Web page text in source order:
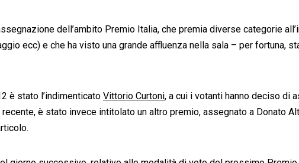
dell’ambito Premio Italia, che premia diverse categorie
ecc) e che ha visto una grande affluenza nella sala – per fortuna,
è stato l’indimenticato Vittorio Curtoni, a cui i votanti hanno deciso di
è stato invece intitolato un altro premio, assegnato a Donato